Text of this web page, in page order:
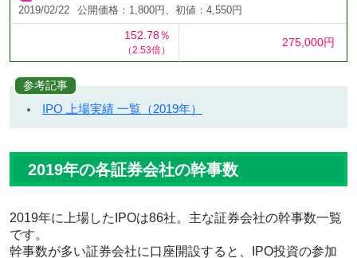
2019/02/22 公開価格：1,800円、初値：4,550円
152.78％
（2.53倍）
275,000円
参考記事
IPO 上場実績 一覧（2019年）
2019年の各証券会社の幹事数
2019年に上場したIPOは86社。主な証券会社の幹事数一覧
です。
幹事数が多い証券会社に口座開設すると、IPO投資の参加